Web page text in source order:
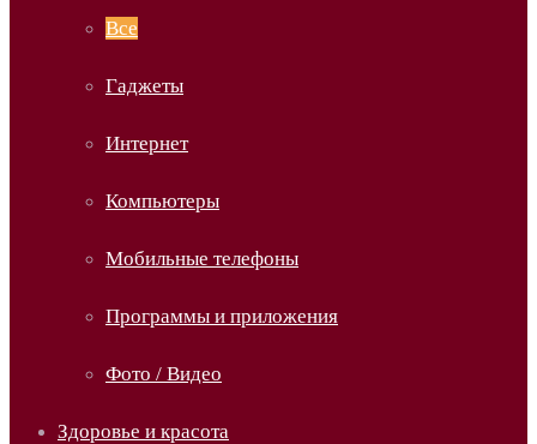
Все
Гаджеты
Интернет
Компьютеры
Мобильные телефоны
Программы и приложения
Фото / Видео
Здоровье и красота